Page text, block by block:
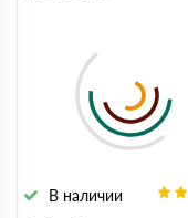
В наличии